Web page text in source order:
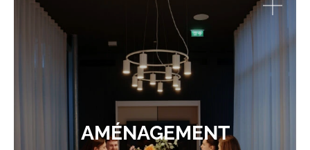
AMÉNAGEMENT